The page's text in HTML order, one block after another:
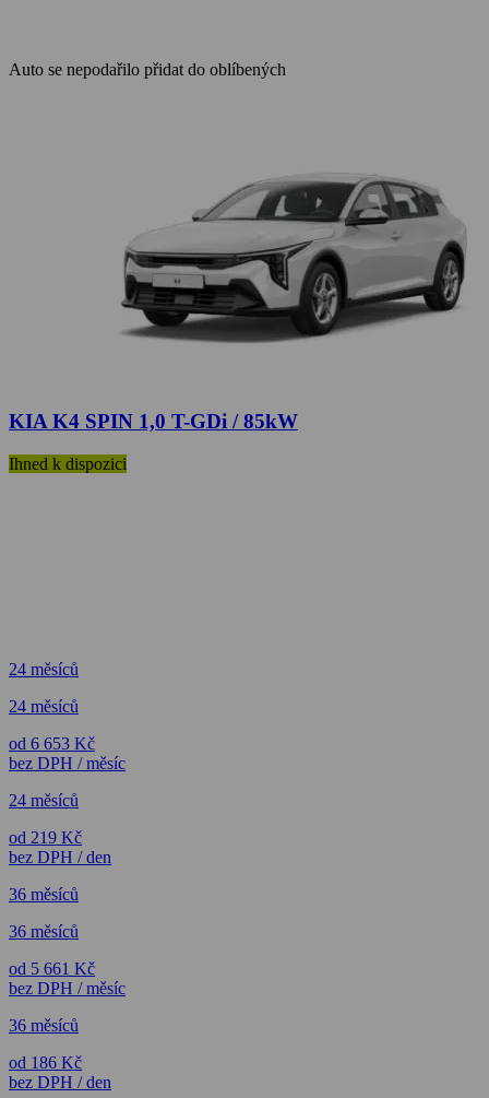
Auto se nepodařilo přidat do oblíbených
KIA K4 SPIN 1,0 T-GDi / 85kW
Ihned k dispozici
24 měsíců
24 měsíců
od 6 653 Kč
bez DPH / měsíc
24 měsíců
od 219 Kč
bez DPH / den
36 měsíců
36 měsíců
od 5 661 Kč
bez DPH / měsíc
36 měsíců
od 186 Kč
bez DPH / den